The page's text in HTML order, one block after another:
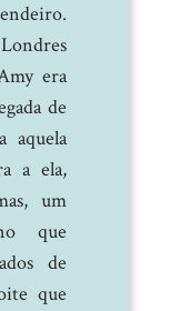
era
de
aquela
a ela,
um
que
de
que